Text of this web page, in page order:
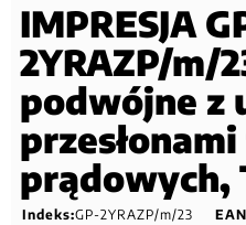
IMPRESJA
2YRAZP/m/
podwójne z
prądowych,
Indeks:GP-2YRAZP/m/23